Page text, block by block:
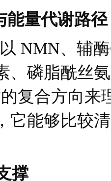
量代谢路径
、辅酶
、磷脂酰丝
复合方向来
它能够比较
撑